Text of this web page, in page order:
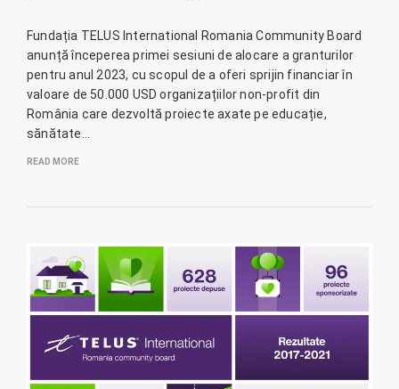
Fundația TELUS International Romania Community Board
anunță începerea primei sesiuni de alocare a granturilor
pentru anul 2023, cu scopul de a oferi sprijin financiar în
valoare de 50.000 USD organizațiilor non-profit din
România care dezvoltă proiecte axate pe educație,
sănătate…
READ MORE